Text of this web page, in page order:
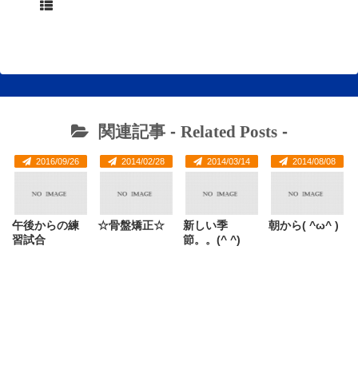
関連記事 - Related Posts-
2016/09/26
午後からの練
習試合
2014/02/28
☆骨盤矯正☆
2014/03/14
新しい季
節。。(^ ^)
2014/08/08
朝から( ^ω^ )